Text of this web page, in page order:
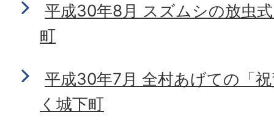
平成30年8月 スズムシの放虫
町
平成30年7月 全村あげての「
く城下町